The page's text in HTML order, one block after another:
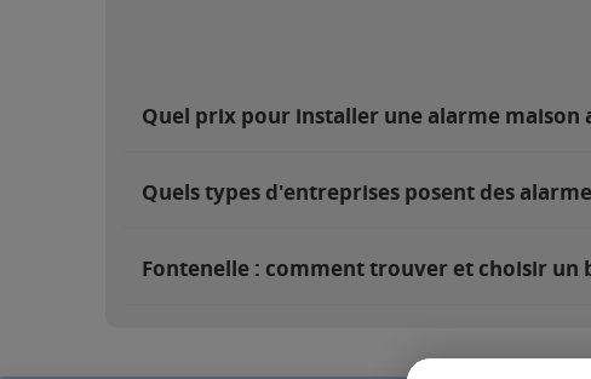
Quel prix pour installer une alarme maison
Quels types d'entreprises posent des
Fontenelle : comment trouver et choisir un